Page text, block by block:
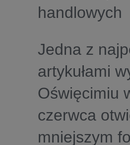
handlowych
Jedna z
artykułami
Oświęcimiu
czerwca
mniejszym